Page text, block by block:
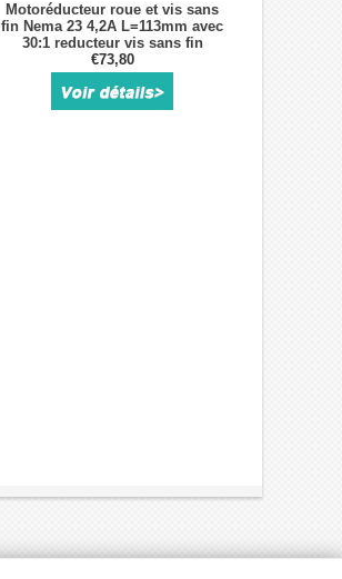
Motoréducteur roue et vis sans
fin Nema 23 4,2A L=113mm avec
30:1 reducteur vis sans fin
NMRV30
€73,80